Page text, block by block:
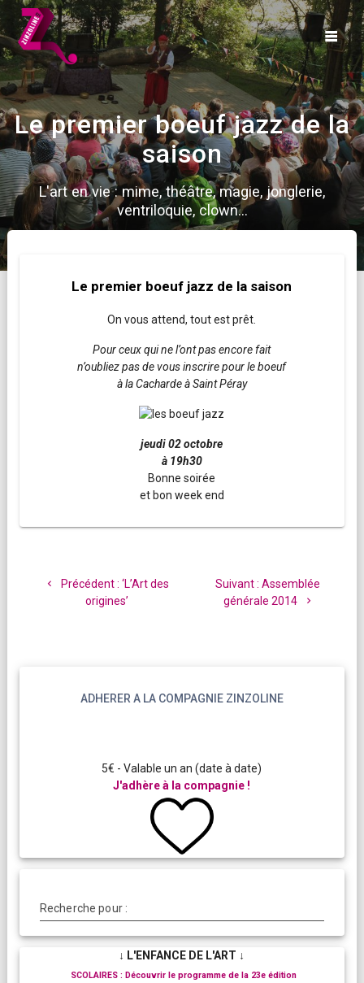
Skip
to
content
Le premier boeuf jazz de la
saison
L'art en vie : mime, théâtre, magie, jonglerie,
ventriloquie, clown...
Le premier boeuf jazz de la saison
On vous attend, tout est prêt.
Pour ceux qui ne l’ont pas encore fait
n’oubliez pas de vous inscrire pour le boeuf
à la Cacharde à Saint Péray
jeudi 02 octobre
à 19h30
Bonne soirée
et bon week end
Précédent : Article
précédent
‘L’Art des
origines’
Suivant : Article
suivant
Assemblée
générale 2014
ADHERER A LA COMPAGNIE ZINZOLINE
5€ - Valable un an (date à date)
J'adhère à la compagnie !
Recherche pour :
↓ L'ENFANCE DE L'ART ↓
SCOLAIRES : Découvrir le programme de la 23e édition